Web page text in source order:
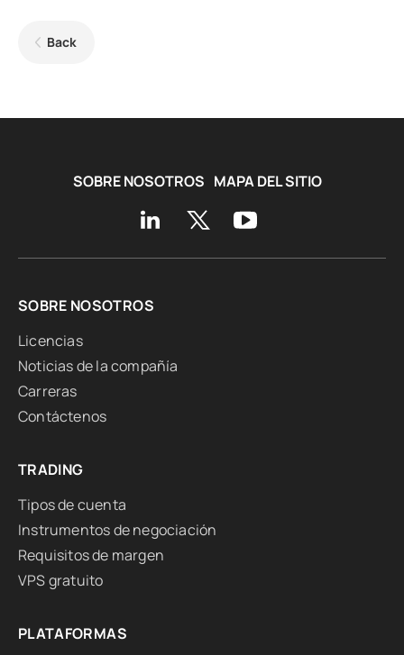
Back
SOBRE NOSOTROS MAPA DEL SITIO
SOBRE NOSOTROS
Licencias
Noticias de la compañía
Carreras
Contáctenos
TRADING
Tipos de cuenta
Instrumentos de negociación
Requisitos de margen
VPS gratuito
PLATAFORMAS